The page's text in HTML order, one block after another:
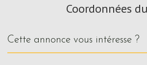
Coordonnées
cette annonce vous intéresse ?